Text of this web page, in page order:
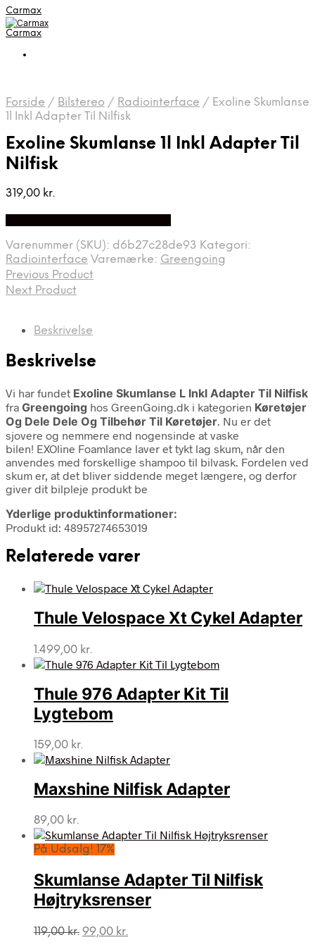
Carmax
Carmax
Forside / Bilstereo / Radiointerface / Exoline Skumlanse
1l Inkl Adapter Til Nilfisk
Exoline Skumlanse 1l Inkl Adapter Til
Nilfisk
319,00 kr.
Varenummer (SKU): d6b27c28de93 Kategori:
Radiointerface Varemærke: Greengoing
Previous Product
Next Product
Beskrivelse
Beskrivelse
Vi har fundet Exoline Skumlanse L Inkl Adapter Til Nilfisk
fra Greengoing hos GreenGoing.dk i kategorien Køretøjer
Og Dele Dele Og Tilbehør Til Køretøjer. Nu er det
sjovere og nemmere end nogensinde at vaske
bilen! EXOline Foamlance laver et tykt lag skum, når den
anvendes med forskellige shampoo til bilvask. Fordelen ved
skum er, at det bliver siddende meget længere, og derfor
giver dit bilpleje produkt be
Yderlige produktinformationer:
Produkt id: 48957274653019
Relaterede varer
Thule Velospace Xt Cykel Adapter
1.499,00 kr.
Thule 976 Adapter Kit Til
Lygtebom
159,00 kr.
Maxshine Nilfisk Adapter
89,00 kr.
På Udsalg! 17%
Skumlanse Adapter Til Nilfisk
Højtryksrenser
119,00kr. Den
99,00 kr.